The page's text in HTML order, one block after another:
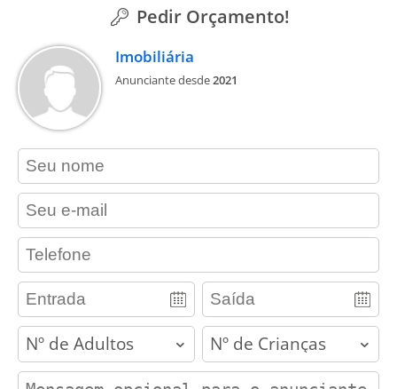
Pedir Orçamento!
Imobiliária
Anunciante desde2021
contact_name
contact_email
contact_phone
adults children
contact_message